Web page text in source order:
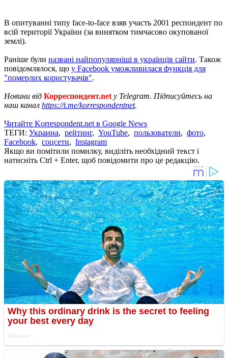
В опитуванні типу face-to-face взяв участь 2001 респондент по
всій території України (за винятком тимчасово окупованої
землі).
Раніше були названі найпопулярніші в українців сайти. Також
повідомлялося, що у Facebook уможливилася функція для
"померлих користувачів".
Новини від Корреспондент.net у Telegram. Підписуйтесь на
наш канал https://t.me/korrespondentnet.
Читайте Korrespondent.net в Google News
ТЕГИ: Украина, рейтинг, YouTube, пользователи, фото,
Facebook, соцсети, Instagram
Якщо ви помітили помилку, виділіть необхідний текст і
натисніть Ctrl + Enter, щоб повідомити про це редакцію.